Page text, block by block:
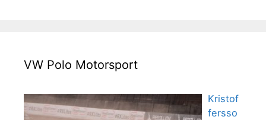
VW Polo Motorsport
Kristof
fersso